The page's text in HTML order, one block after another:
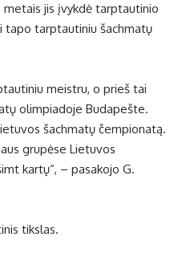
jis įvykdė tarptautinio
tapo tarptautiniu šachmatų
meistru, o prieš tai
olimpiadoje Budapešte.
šachmatų čempionatą.
grupėse Lietuvos
kartų“, – pasakojo G.
tikslas.